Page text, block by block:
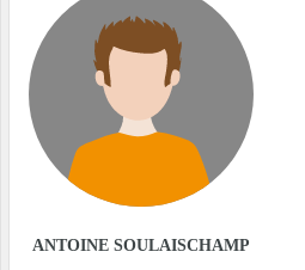
ANTOINE SOULAISCHAMP